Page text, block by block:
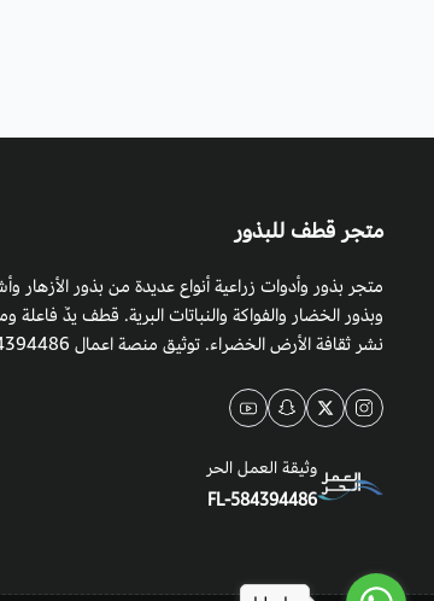
متجر قطف للبذور
متجر بذور وأدوات زراعية أنواع عديدة من بذور الأزهار
وبذور الخضار والفواكة والنباتات البرية. قطف يدٌ
نشر ثقافة الأرض الخضراء. توثيق منصة اعمال 584394486- FL
وثيقة العمل الحر
FL-584394486